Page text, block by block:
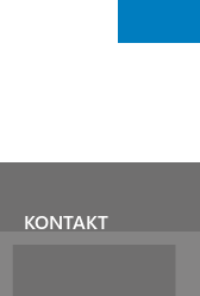
KONTAKT